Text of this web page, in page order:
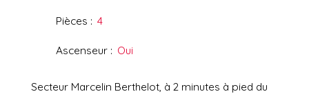
Pièces : 4
Ascenseur : Oui
Secteur Marcelin Berthelot, à 2 minutes à pied du